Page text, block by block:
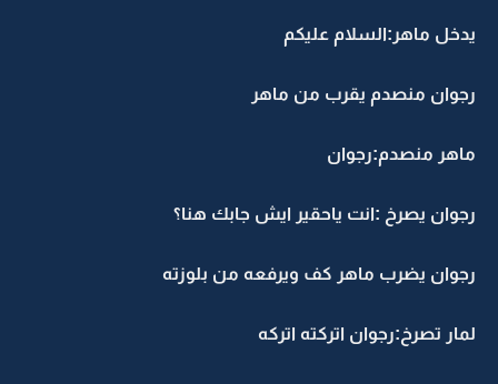
يدخل ماهر:السلام عليكم
رجوان منصدم يقرب من ماهر
ماهر منصدم:رجوان
رجوان يصرخ :انت ياحقير ايش جابك هنا؟
رجوان يضرب ماهر كف ويرفعه من بلوزته
لمار تصرخ:رجوان اتركته اتركه